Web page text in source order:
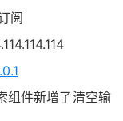
阅
组件新增了清空输